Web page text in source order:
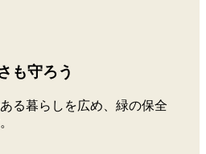
も守ろう
る暮らしを広め、緑の保全